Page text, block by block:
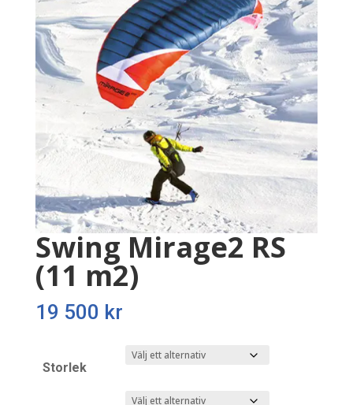
Swing Mirage2 RS
(11 m2)
19 500 kr
Storlek